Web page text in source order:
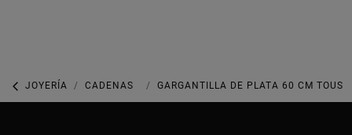
JOYERÍA CADENAS GARGANTILLAS
GARGANTILLA DE PLATA 60 CM TOUS